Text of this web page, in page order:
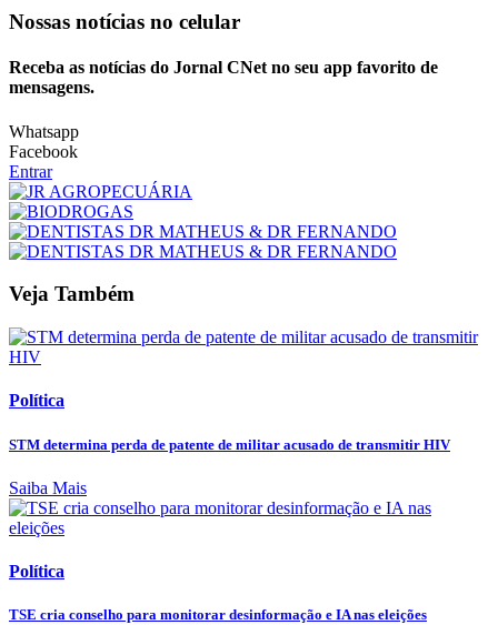
Nossas notícias no celular
Receba as notícias do Jornal CNet no seu app favorito de
mensagens.
Whatsapp
Facebook
Entrar
Veja Também
Política
STM determina perda de patente de militar acusado de transmitir HIV
Saiba Mais
Política
TSE cria conselho para monitorar desinformação e IA nas eleições